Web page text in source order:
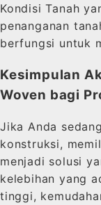
Kondisi Tanah
penanganan
berfungsi untuk
Kesimpulan
Woven bagi
Jika Anda
konstruksi,
menjadi solusi
kelebihan yang
tinggi,